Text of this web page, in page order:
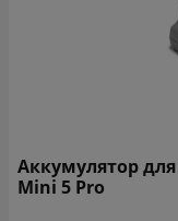
Аккумулятор
Mini 5 Pro